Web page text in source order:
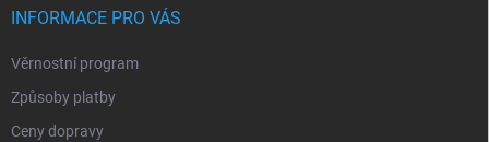
INFORMACE PRO VÁS
Věrnostní program
Způsoby platby
Ceny dopravy